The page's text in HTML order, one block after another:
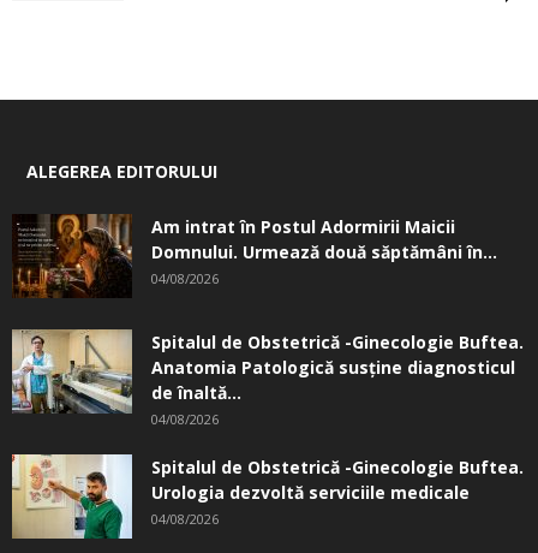
ALEGEREA EDITORULUI
Am intrat în Postul Adormirii Maicii
Domnului. Urmează două săptămâni în...
04/08/2026
Spitalul de Obstetrică -Ginecologie Buftea.
Anatomia Patologică susţine diagnosticul
de înaltă...
04/08/2026
Spitalul de Obstetrică -Ginecologie Buftea.
Urologia dezvoltă serviciile medicale
04/08/2026